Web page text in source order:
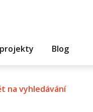
Blog
na vyhledávání